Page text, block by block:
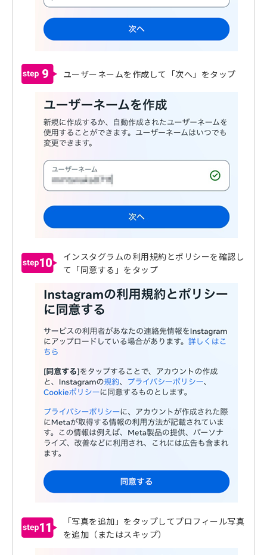
9 ユーザーネームを作成して「次へ」をタップ
10
インスタグラムの利用規約とポリシーを確認し
て「同意する」をタップ
11
「写真を追加」をタップしてプロフィール写真
を追加（またはスキップ）